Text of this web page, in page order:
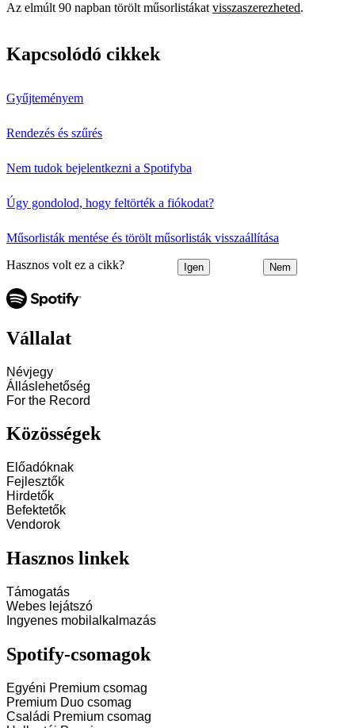
Az elmúlt 90 napban törölt műsorlistákat visszaszerezheted.
Kapcsolódó cikkek
Gyűjteményem
Rendezés és szűrés
Nem tudok bejelentkezni a Spotifyba
Úgy gondolod, hogy feltörték a fiókodat?
Műsorlisták mentése és törölt műsorlisták visszaállítása
Hasznos volt ez a cikk? Igen Nem
Vállalat
Névjegy
Álláslehetőség
For the Record
Közösségek
Előadóknak
Fejlesztők
Hirdetők
Befektetők
Vendorok
Hasznos linkek
Támogatás
Webes lejátszó
Ingyenes mobilalkalmazás
Spotify-csomagok
Egyéni Premium csomag
Premium Duo csomag
Családi Premium csomag